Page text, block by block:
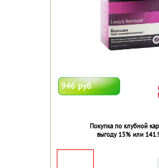
946 руб
Покупка по клубной
выгоду 15% или